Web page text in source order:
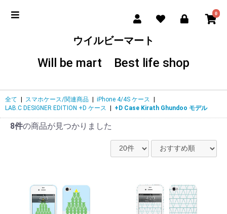
0
ウイルビーマート
Will be mart Best life shop
全て スマホケース/関連商品 iPhone 4/4S ケース
LAB.C DESIGNER EDITION +D ケース
+D Case Kirath Ghundoo モデル
8件の商品が見つかりました